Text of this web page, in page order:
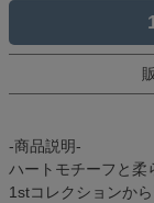
-商品説明-
ハートモチーフと柔
1stコレクションか